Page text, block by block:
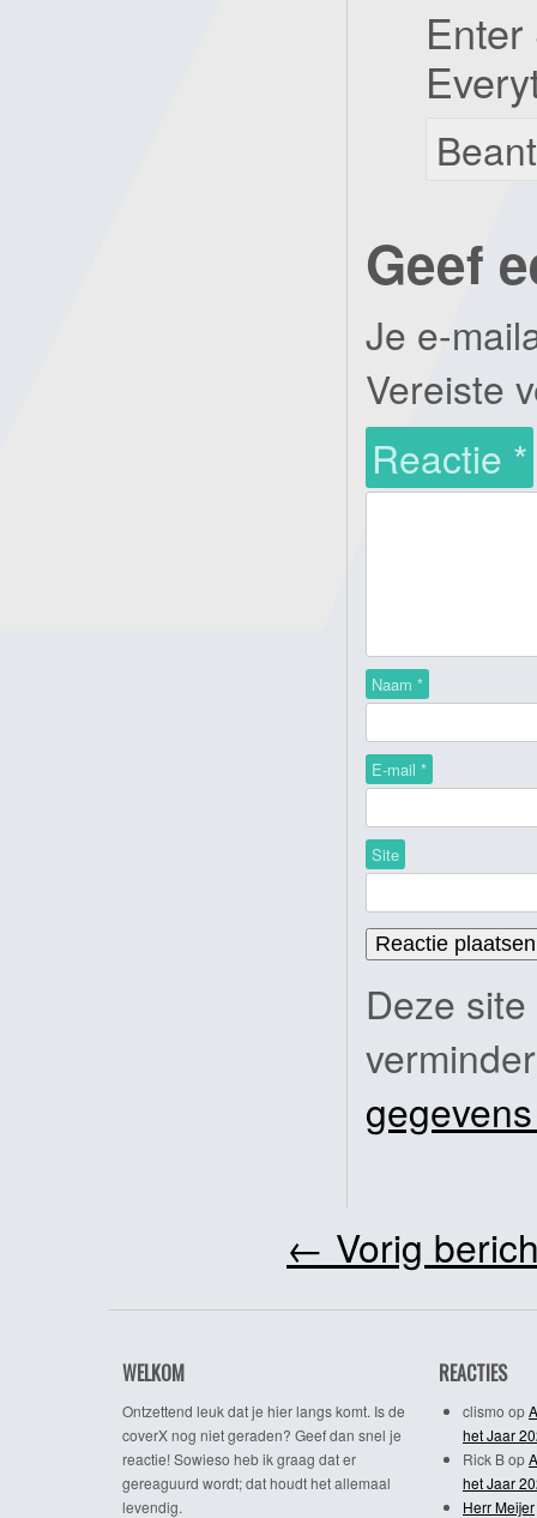
Geef
Je e-
Vereiste
Reactie *
Naam *
E-mail *
Site
Deze
← Vorig
WELKOM
Ontzettend leuk dat je hier langs komt. Is de
coverX nog niet geraden? Geef dan snel je
reactie! Sowieso heb ik graag dat er
gereaguurd wordt; dat houdt het allemaal
levendig.
REACTIES
clismo op
het Jaar
Rick Bop
het Jaar
Herr Meijer